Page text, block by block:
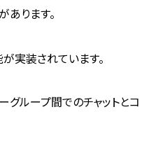
ります。
実装されています。
グループ間でのチャットとコ